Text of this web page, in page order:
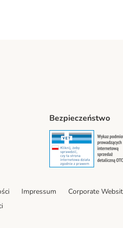
Method
Bezpieczeństwo
Security
Impressum Corporate